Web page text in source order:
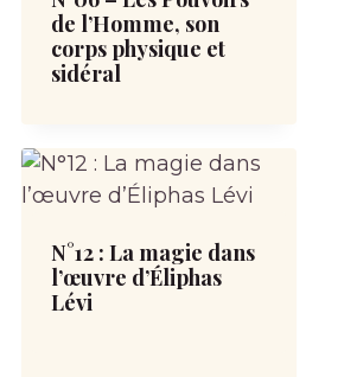
de l’Homme, son
corps physique et
sidéral
N°12 : La magie dans
l’œuvre d’Éliphas
Lévi